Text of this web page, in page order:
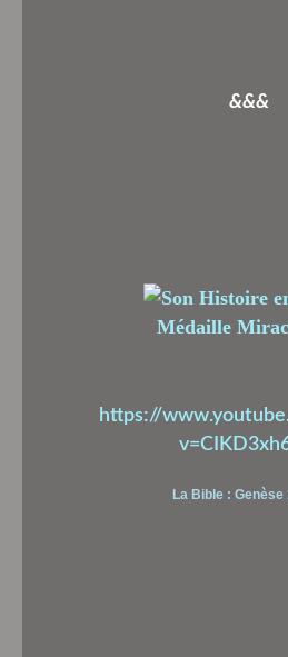
&&&
Médaille
https://
La Bible : Genèse